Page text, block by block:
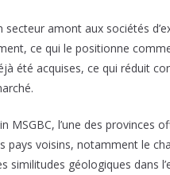
amont aux sociétés
ce qui le positionne
été acquises, ce qui réduit
l’une des provinces
pays voisins, notamment le
géologiques dans